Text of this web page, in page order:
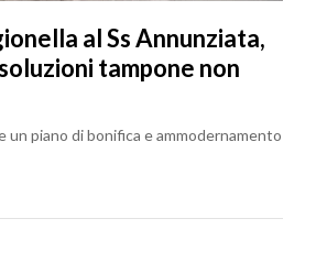
al Ss Annunziata,
tampone non
un piano di bonifica e ammodernamento